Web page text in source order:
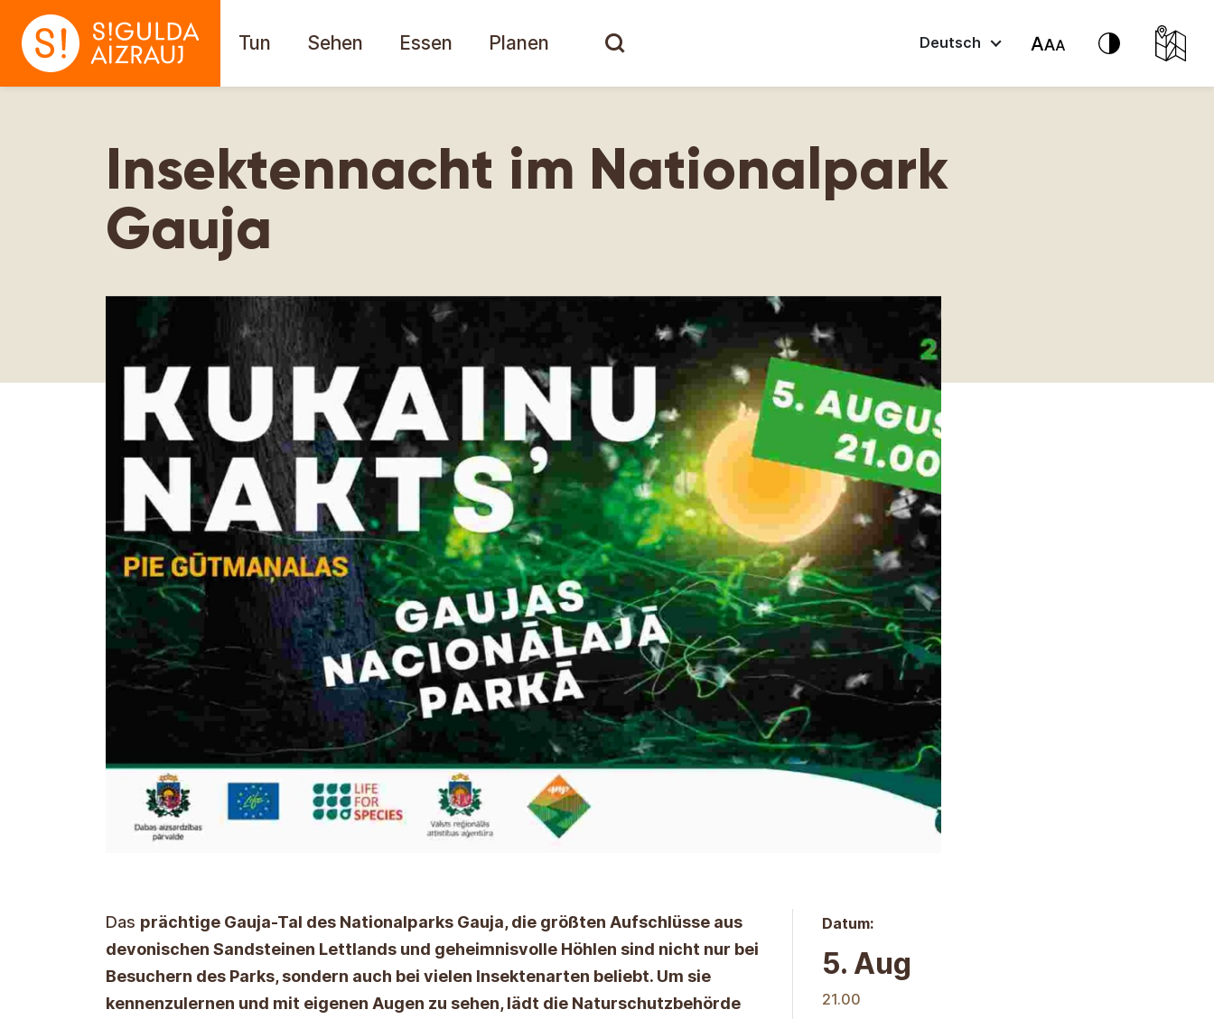
Tun Sehen Essen Planen Deutsch
Insektennacht im Nationalpark
Gauja
Das prächtige Gauja-Tal des Nationalparks Gauja, die größten Aufschlüsse aus
devonischen Sandsteinen Lettlands und geheimnisvolle Höhlen sind nicht nur bei
Besuchern des Parks, sondern auch bei vielen Insektenarten beliebt. Um sie
kennenzulernen und mit eigenen Augen zu sehen, lädt die Naturschutzbehörde
Datum:
5. August
21.00